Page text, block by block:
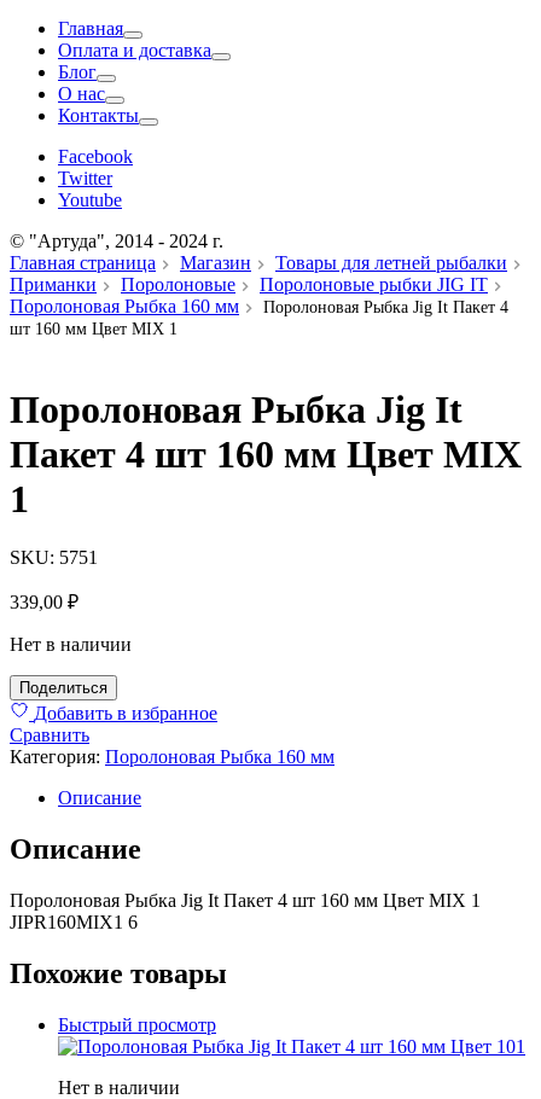
Главная
Оплата и доставка
Блог
О нас
Контакты
Facebook
Twitter
Youtube
© "Артуда", 2014 - 2024 г.
Главная страница
Магазин
Товары для летней рыбалки
Приманки
Поролоновые
Поролоновые рыбки JIG IT
Поролоновая Рыбка 160 мм
Поролоновая Рыбка Jig It Пакет 4
шт 160 мм Цвет MIX 1
Поролоновая Рыбка Jig It
Пакет 4 шт 160 мм Цвет MIX
1
SKU: 5751
339,00 ₽
Нет в наличии
Поделиться
Добавить в избранное
Сравнить
Категория: Поролоновая Рыбка 160 мм
Описание
Описание
Поролоновая Рыбка Jig It Пакет 4 шт 160 мм Цвет MIX 1
JIPR160MIX1 6
Похожие товары
Быстрый просмотр
Нет в наличии